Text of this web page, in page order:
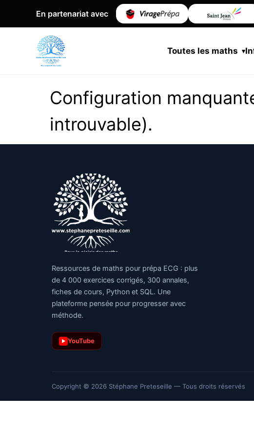
En partenariat avec
Toutes les maths
Configuration
introuvable).
Ressources de maths pour prépa ECG : plus
de 4 000 exercices corrigés, 300 annales,
fiches de cours, Python et SQL. Une
plateforme pensée pour progresser avec
méthode.
▶ YouTube
Copyright © 2026 Stéphane Preteseille — Tous droits réservés